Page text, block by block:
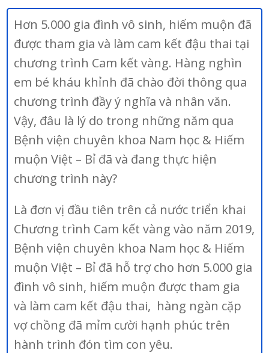
Hơn 5.000 gia đình vô sinh, hiếm muộn đã
được tham gia và làm cam kết đậu thai tại
chương trình Cam kết vàng. Hàng nghìn
em bé kháu khỉnh đã chào đời thông qua
chương trình đầy ý nghĩa và nhân văn.
Vậy, đâu là lý do trong những năm qua
Bệnh viện chuyên khoa Nam học & Hiếm
muộn Việt – Bỉ đã và đang thực hiện
chương trình này?
Là đơn vị đầu tiên trên cả nước triển khai
Chương trình Cam kết vàng vào năm 2019,
Bệnh viện chuyên khoa Nam học & Hiếm
muộn Việt – Bỉ đã hỗ trợ cho hơn 5.000 gia
đình vô sinh, hiếm muộn được tham gia
và làm cam kết đậu thai, hàng ngàn cặp
vợ chồng đã mỉm cười hạnh phúc trên
hành trình đón tìm con yêu.